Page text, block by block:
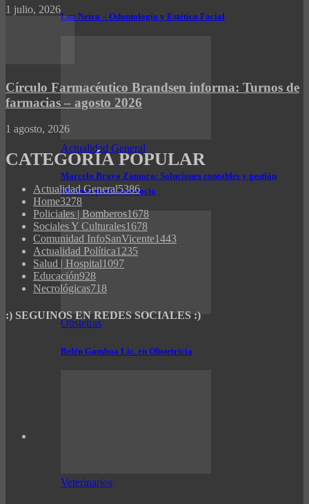
Luz Neira – Odontología y Estética Facial
Actualidad General
Marcelo Bravo Zamora: Soluciones contables y gestión
eficiente para tu negocio
Obstetras
Belén Gamboa Lic. en Obstetricia
Veterinarios
1 julio, 2026
Círculo Farmacéutico Brandsen informa: Turnos de
farmacias – agosto 2026
1 agosto, 2026
CATEGORÍA POPULAR
Actualidad General5386
Home3278
Policiales | Bomberos1678
Sociales Y Culturales1678
Comunidad InfoSanVicente1443
Actualidad Política1235
Salud | Hospital1097
Educación928
Necrológicas718
:) SEGUINOS EN REDES SOCIALES :)